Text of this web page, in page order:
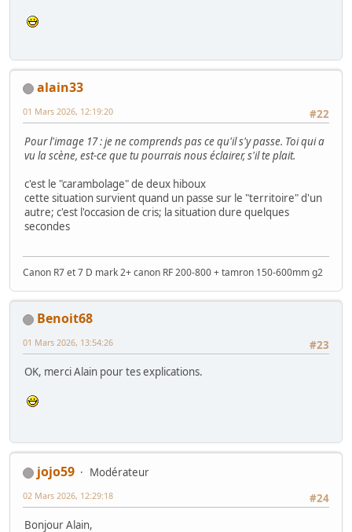
alain33
#22
01 Mars 2026, 12:19:20
Pour l'image 17 : je ne comprends pas ce qu'il s'y passe. Toi qui a
vu la scène, est-ce que tu pourrais nous éclairer, s'il te plait.
c'est le "carambolage" de deux hiboux
cette situation survient quand un passe sur le "territoire" d'un
autre; c'est l'occasion de cris; la situation dure quelques
secondes
Canon R7 et 7 D mark 2+ canon RF 200-800 + tamron 150-600mm g2
Benoit68
#23
01 Mars 2026, 13:54:26
OK, merci Alain pour tes explications.
jojo59
Modérateur
#24
02 Mars 2026, 12:29:18
Bonjour Alain,